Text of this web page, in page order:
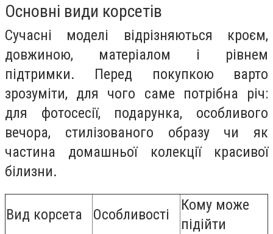
Основні види корсетів
Сучасні моделі відрізняються кроєм,
довжиною, матеріалом і рівнем
підтримки. Перед покупкою варто
зрозуміти, для чого саме потрібна річ:
для фотосесії, подарунка, особливого
вечора, стилізованого образу чи як
частина домашньої колекції красивої
білизни.
Вид корсета Особливості
Кому може
підійти